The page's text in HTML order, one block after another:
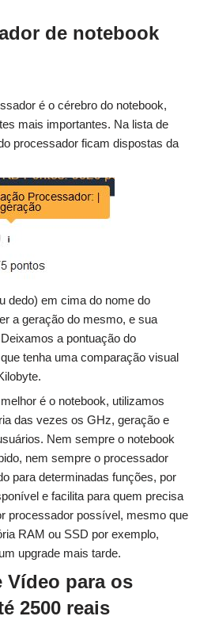
de notebook
é o cérebro do notebook,
mais importantes. Na lista de
processador ficam dispostas da
dedo) em cima do nome do
a geração do mesmo, e sua
a pontuação do
tenha uma comparação visual
é o notebook, utilizamos
das vezes os GHz, geração e
Nem sempre o notebook
nem sempre o processador
para determinadas funções, por
e facilita para quem precisa
processador possível, mesmo que
RAM ou SSD por exemplo,
upgrade mais tarde.
Vídeo para os
2500 reais